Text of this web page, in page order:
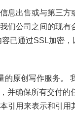
息出售或与第三方
们公司之间的现有
已通过SSL加密
的原创写作服务。
并确保所有交付的
引用来表示和引用